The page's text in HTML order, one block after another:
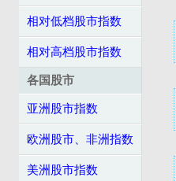
相对低档股市指数
相对高档股市指数
各国股市
亚洲股市指数
欧洲股市、非洲指数
美洲股市指数